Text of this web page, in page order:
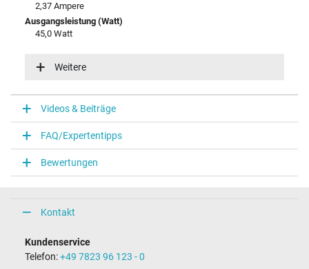
2,37 Ampere
Ausgangsleistung (Watt)
45,0 Watt
100-240V / 50-60Hz
Notebook Stecker
Steckertyp / -form
rund / 90° abgewinkelt
Steckerlänge (mm)
9,8 mm
4,0 mm / 1,2 mm
Länge Anschlusskabel (m) (ca.)
2.00 m
Weitere
Videos & Beiträge
FAQ/Expertentipps
Bewertungen
Kontakt
Kundenservice
Telefon:+49 7823 96 123 - 0